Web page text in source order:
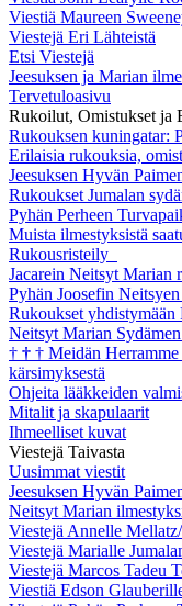
Viestiä Maureen
Viestejä Eri Lähteistä
Etsi Viestejä
Jeesuksen ja Marian
Tervetuloasivu
Rukoilut, Omistukset ja
Rukouksen kuningatar:
Erilaisia rukouksia,
Jeesuksen Hyvän
Rukoukset Jumalan
Pyhän Perheen
Muista ilmestyksistä
Rukousristeily
Jacarein Neitsyt Marian
Pyhän Joosefin
Rukoukset yhdistymään
Neitsyt Marian
† † † Meidän
kärsimyksestä
Ohjeita lääkkeiden
Mitalit ja skapulaarit
Ihmeelliset kuvat
Viestejä Taivasta
Uusimmat viestit
Jeesuksen Hyvän
Neitsyt Marian
Viestejä Annelle
Viestejä Marialle
Viestejä Marcos Tadeu
Viestiä Edson